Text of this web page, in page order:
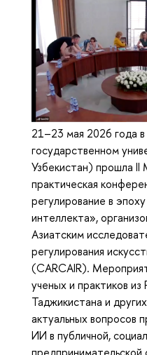
21–23 мая 2026 года
государственном
Узбекистан) прошла
практическая
регулирование в
интеллекта»,
Азиатским
регулирования
(CARCAIR).
ученых и практиков из
Таджикистана и
актуальных вопросов
ИИ в публичной,